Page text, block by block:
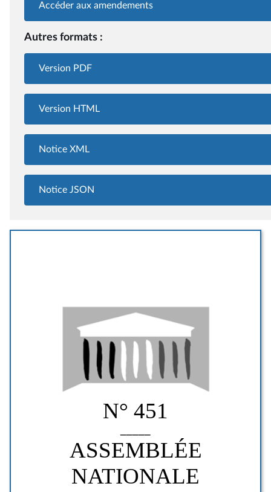
Accéder aux amendements
Autres formats :
Version PDF
Version HTML
Notice XML
Notice JSON